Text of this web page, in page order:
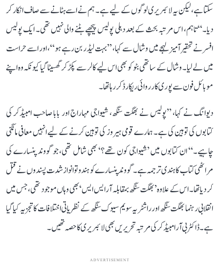
سکتا ہے، لیکن یہ لائبریری لوگوں کے لیے ہے۔ ہم نے اسے ہٹانے سے صاف انکار کر
دیا۔‘‘ تاہم، اس مرتبہ بحث کے بعد دہلی پولیس پیچھے ہٹنے والی نہیں تھی۔ ایک پولیس
افسر نے تحقیر آمیز لہجے میں وشال سے کہا، ’’بہت لیڈر بن رہے ہو‘‘، اور اسے حراست
میں لے لیا۔ وشال کے ساتھی بٹو کو بھی اس لیے کالر سے پکڑ کر گھسیٹا گیا کیونکہ وہ اپنے
موبائل فون سے پوری کارروائی ریکارڈ کر رہا تھا۔
دیوانگ نے کہا، ’’پولیس نے بھگت سنگھ، شیواجی مہاراج اور بابا صاحب امبیڈکر کی
کتابوں کی توہین کی ہے۔ ہمارے قومی ہیروز کی توہین کرنے کے لیے انہیں معافی مانگنی
چاہیے۔‘‘ ان کتابوں میں ’شیواجی کون تھے؟‘ بھی شامل تھی، جو گووند پنسارے کی
مراٹھی کتاب کا ہندی ترجمہ ہے۔ گووند پنسارے کو ہندوتوا نواز شدت پسندوں نے قتل
کر دیا تھا۔ اس کے علاوہ ’بھگت سنگھ بمقابلہ آر ایس ایس‘ بھی وہاں موجود تھی، جس میں
انقلابی رہنما بھگت سنگھ اور راشٹریہ سویم سیوک سنگھ کے نظریاتی اختلافات کا تجزیہ کیا گیا
ہے۔ ڈاکٹر بی آر امبیڈکر کی مرتبہ تحریریں بھی لائبریری کا حصہ تھیں۔
ADVERTISEMENT